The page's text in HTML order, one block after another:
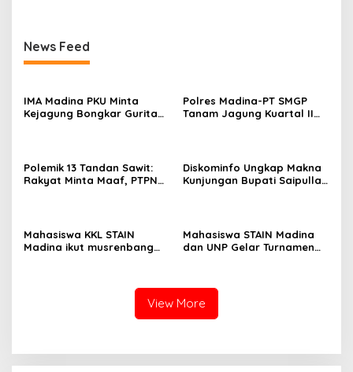
News Feed
IMA Madina PKU Minta
Kejagung Bongkar Gurita
Polres Madina-PT SMGP
Tanam Jagung Kuartal II
Polemik 13 Tandan Sawit:
Rakyat Minta Maaf, PTPN
Diskominfo Ungkap Makna
Kunjungan Bupati Saipullah
Mahasiswa KKL STAIN
Madina ikut musrenbang
Mahasiswa STAIN Madina
dan UNP Gelar Turnamen
View More